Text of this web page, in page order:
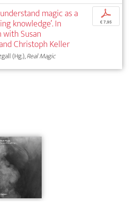
magic as a
knowledge’. In
Susan
Christoph Keller
(Hg.),Real Magic
p
€ 7,95